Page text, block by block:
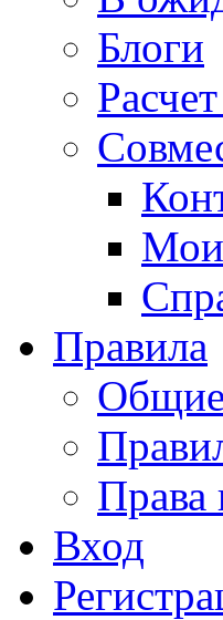
Блоги
Мои
Правила
Права
Вход